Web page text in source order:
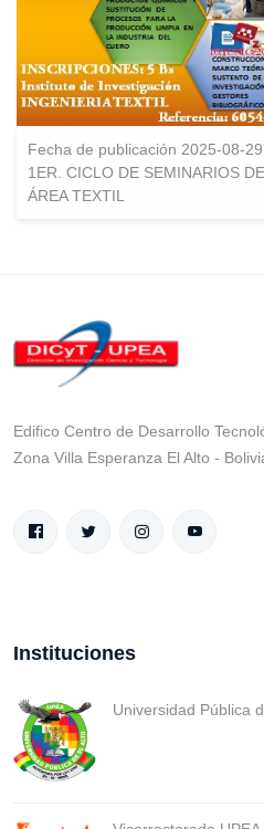
Fecha de publicación 2025-08-
1ER. CICLO DE SEMINARIOS
ÁREA TEXTIL
Edifico Centro de Desarrollo
Zona Villa Esperanza El Alto -
Instituciones
Universidad Pública